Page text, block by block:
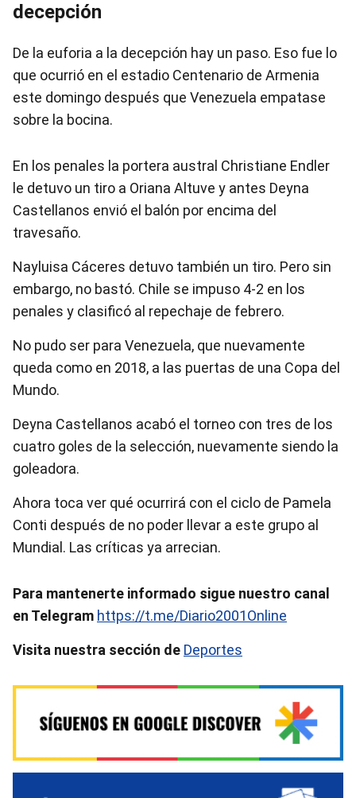
decepción
De la euforia a la decepción hay un paso. Eso fue lo
que ocurrió en el estadio Centenario de Armenia
este domingo después que Venezuela empatase
sobre la bocina.
En los penales la portera austral Christiane Endler
le detuvo un tiro a Oriana Altuve y antes Deyna
Castellanos envió el balón por encima del
travesaño.
Nayluisa Cáceres detuvo también un tiro. Pero sin
embargo, no bastó. Chile se impuso 4-2 en los
penales y clasificó al repechaje de febrero.
No pudo ser para Venezuela, que nuevamente
queda como en 2018, a las puertas de una Copa del
Mundo.
Deyna Castellanos acabó el torneo con tres de los
cuatro goles de la selección, nuevamente siendo la
goleadora.
Ahora toca ver qué ocurrirá con el ciclo de Pamela
Conti después de no poder llevar a este grupo al
Mundial. Las críticas ya arrecian.
Para mantenerte informado sigue nuestro canal
en Telegram https://t.me/Diario2001Online
Visita nuestra sección de Deportes